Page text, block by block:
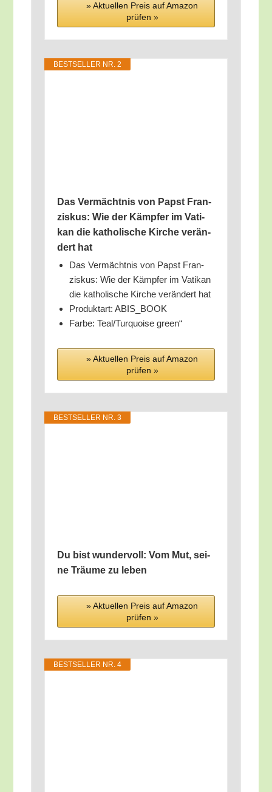
» Aktu­el­len Preis auf Ama­zon
prü­fen »
BEST­SEL­LER NR. 2
Das Ver­mächt­nis von Papst Fran­
zis­kus: Wie der Kämp­fer im Vati­
kan die katho­li­sche Kir­che ver­än­
dert hat
Das Ver­mächt­nis von Papst Fran­
zis­kus: Wie der Kämp­fer im Vati­kan
die katho­li­sche Kir­che ver­än­dert hat
Pro­dukt­art: ABIS_BOOK
Far­be: Teal/​Turquoise green“
» Aktu­el­len Preis auf Ama­zon
prü­fen »
BEST­SEL­LER NR. 3
Du bist wun­der­voll: Vom Mut, sei­
ne Träu­me zu leben
» Aktu­el­len Preis auf Ama­zon
prü­fen »
BEST­SEL­LER NR. 4